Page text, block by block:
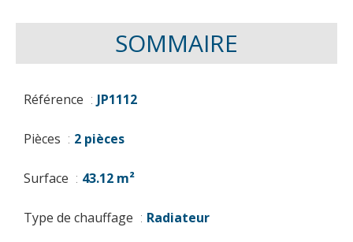
SOMMAIRE
Référence JP1112
Pièces 2 pièces
Surface 43.12 m²
Type de chauffage Radiateur